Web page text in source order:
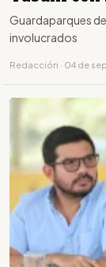
Guardaparques
involucrados
Redacción · 04 de